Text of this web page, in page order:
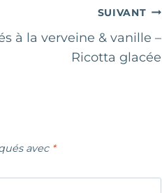
SUIVANT
à la verveine & vanille –
Ricotta glacée
avec *